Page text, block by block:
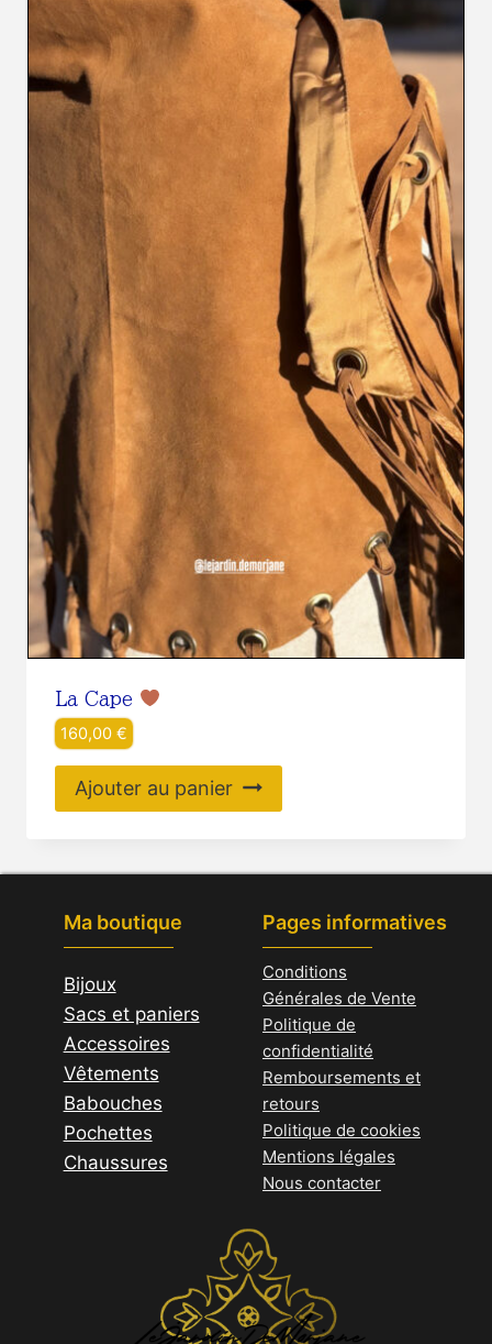
La Cape
160,00 €
Ajouter au panier
Ma boutique
Bijoux
Sacs et paniers
Accessoires
Vêtements
Babouches
Pochettes
Chaussures
Pages informatives
Conditions
Générales de Vente
Politique de
confidentialité
Remboursements et
retours
Politique de cookies
Mentions légales
Nous contacter